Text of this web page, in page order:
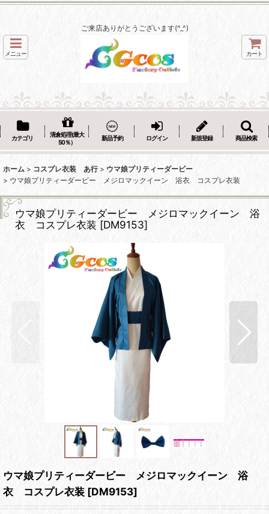
ご来店ありがとうございます(^_^)
メニュー カート
カテゴリ
清倉処理(最大
50％）
新品予約 ログイン 新規登録 商品検索
ホーム > コスプレ衣装 あ行 > ウマ娘プリティーダービー
> ウマ娘プリティーダービー メジロマックイーン 浴衣 コスプレ衣装
ウマ娘プリティーダービー メジロマックイーン 浴
衣 コスプレ衣装 [DM9153]
ウマ娘プリティーダービー メジロマックイーン 浴
衣 コスプレ衣装 [DM9153]